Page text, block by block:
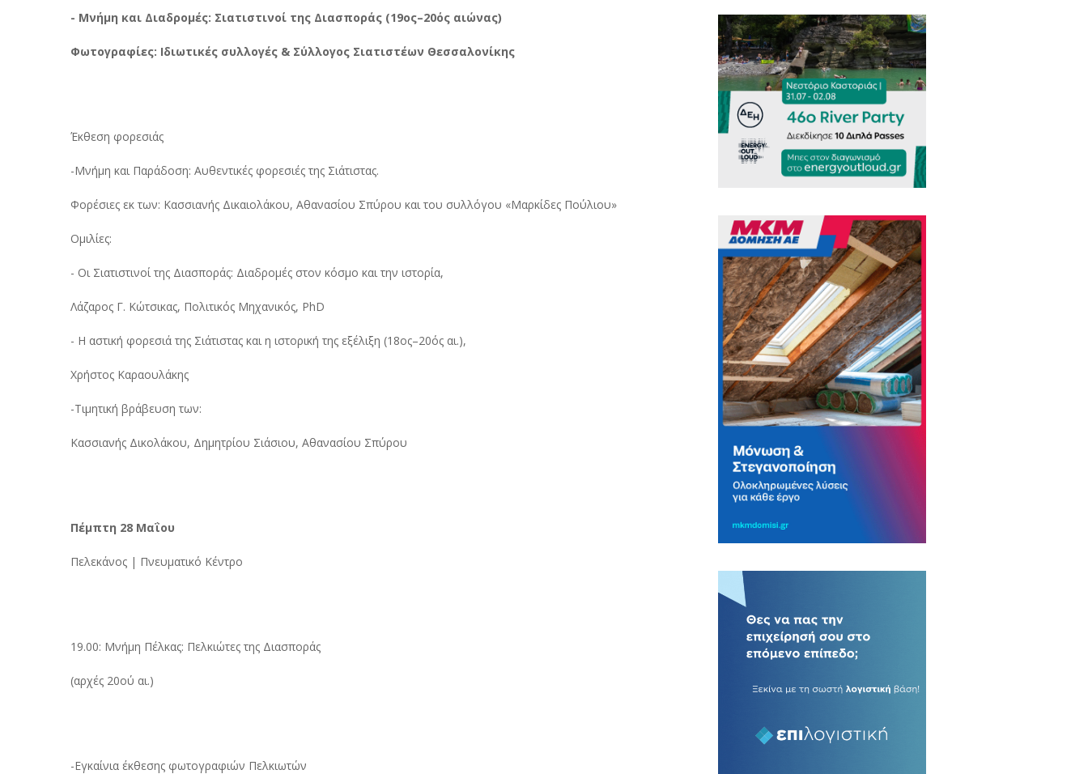
- Μνήμη και Διαδρομές: Σιατιστινοί της Διασποράς (19ος–20ός αιώνας)
Φωτογραφίες: Ιδιωτικές συλλογές & Σύλλογος Σιατιστέων Θεσσαλονίκης
Έκθεση φορεσιάς
-Μνήμη και Παράδοση: Αυθεντικές φορεσιές της Σιάτιστας.
Φορέσιες εκ των: Κασσιανής Δικαιολάκου, Αθανασίου Σπύρου και του συλλόγου «Μαρκίδες Πούλιου»
Ομιλίες:
- Οι Σιατιστινοί της Διασποράς: Διαδρομές στον κόσμο και την ιστορία,
Λάζαρος Γ. Κώτσικας, Πολιτικός Μηχανικός, PhD
- Η αστική φορεσιά της Σιάτιστας και η ιστορική της εξέλιξη (18ος–20ός αι.),
Χρήστος Καραουλάκης
-Τιμητική βράβευση των:
Κασσιανής Δικολάκου, Δημητρίου Σιάσιου, Αθανασίου Σπύρου
Πέμπτη 28 Μαΐου
Πελεκάνος | Πνευματικό Κέντρο
19.00: Μνήμη Πέλκας: Πελκιώτες της Διασποράς
(αρχές 20ού αι.)
-Εγκαίνια έκθεσης φωτογραφιών Πελκιωτών